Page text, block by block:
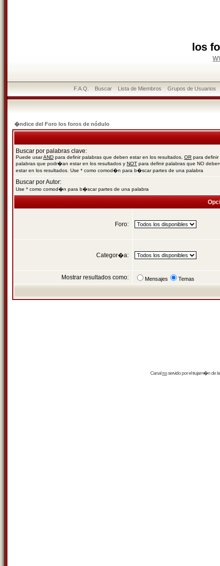
los
F.A.Q. Buscar Lista de Miembros Grupos de Usuarios
�ndice del Foro los foros de nódulo
Buscar por palabras clave:
Puede usarAND para definir palabras que deben estar en los resultados, OR para definir
palabras que podr�an estar en los resultados y NOT para definir palabras que NO
estar en los resultados. Use * como comod�n para b�scar partes de una palabra
Buscar por Autor:
Use * como comod�n para b�scar partes de una palabra
Foro:
Categor�a:
Mostrar resultados como: Mensajes Temas
Canalrssservido por eltrujam�nde